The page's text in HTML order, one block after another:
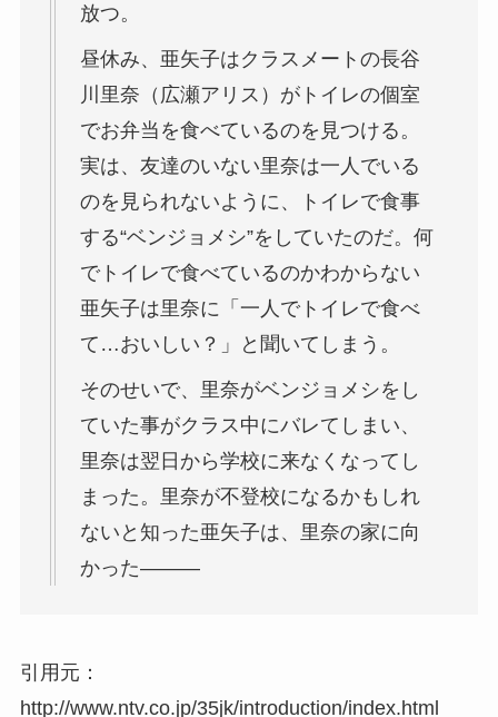
放つ。
昼休み、亜矢子はクラスメートの長谷
川里奈（広瀬アリス）がトイレの個室
でお弁当を食べているのを見つける。
実は、友達のいない里奈は一人でいる
のを見られないように、トイレで食事
する“ベンジョメシ”をしていたのだ。何
でトイレで食べているのかわからない
亜矢子は里奈に「一人でトイレで食べ
て…おいしい？」と聞いてしまう。
そのせいで、里奈がベンジョメシをし
ていた事がクラス中にバレてしまい、
里奈は翌日から学校に来なくなってし
まった。里奈が不登校になるかもしれ
ないと知った亜矢子は、里奈の家に向
かった―――
引用元：
http://www.ntv.co.jp/35jk/introduction/index.html